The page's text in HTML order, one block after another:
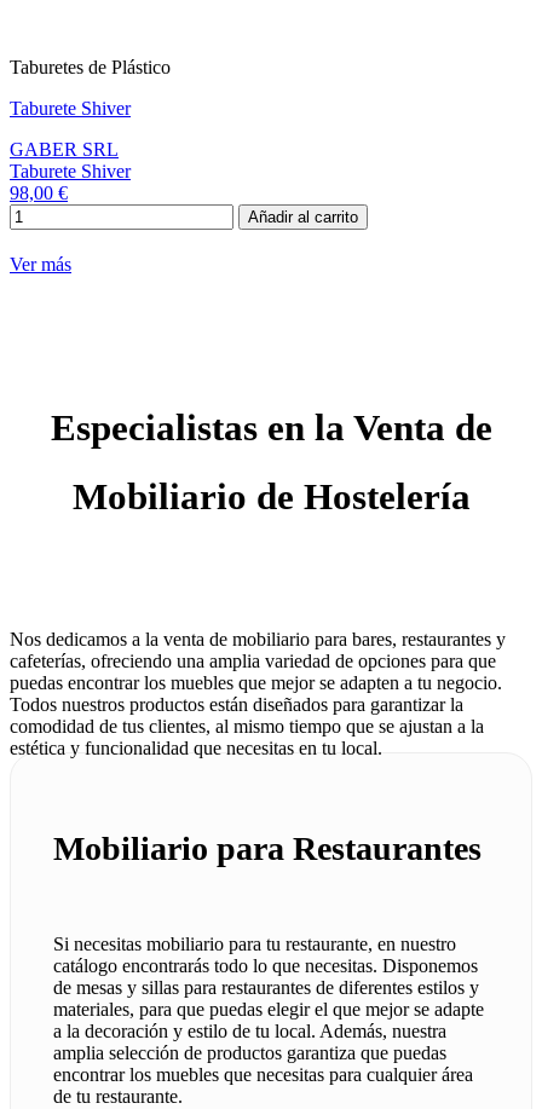
Taburetes de Plástico
Taburete Shiver
GABER SRL
Taburete Shiver
98,00 €
Añadir al carrito
Ver más
Especialistas en la Venta de
Mobiliario de Hostelería
Nos dedicamos a la venta de mobiliario para bares, restaurantes y
cafeterías, ofreciendo una amplia variedad de opciones para que
puedas encontrar los muebles que mejor se adapten a tu negocio.
Todos nuestros productos están diseñados para garantizar la
comodidad de tus clientes, al mismo tiempo que se ajustan a la
estética y funcionalidad que necesitas en tu local.
Mobiliario para Restaurantes
Si necesitas mobiliario para tu restaurante, en nuestro
catálogo encontrarás todo lo que necesitas. Disponemos
de mesas y sillas para restaurantes de diferentes estilos y
materiales, para que puedas elegir el que mejor se adapte
a la decoración y estilo de tu local. Además, nuestra
amplia selección de productos garantiza que puedas
encontrar los muebles que necesitas para cualquier área
de tu restaurante.